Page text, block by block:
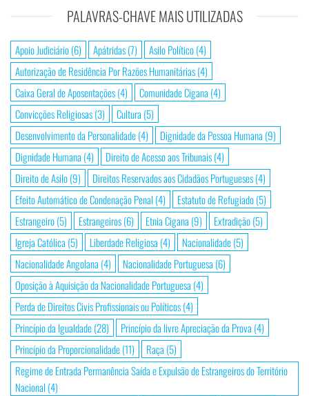
PALAVRAS-CHAVE MAIS UTILIZADAS
Apoio Judiciário(6) Apátridas(7) Asilo Político(4)
Autorização de Residência Por Razões Humanitárias(4)
Caixa Geral de Aposentações(4) Comunidade Cigana (4)
Convicções Religiosas(3) Cultura (5)
Desenvolvimento da Personalidade(4) Dignidade da Pessoa Humana (9)
Dignidade Humana (4) Direito de Acesso aos Tribunais(4)
Direito de Asilo(9) Direitos Reservados aos Cidadãos Portugueses(4)
Efeito Automático de Condenação Penal (4) Estatuto de Refugiado(5)
Estrangeiro(5) Estrangeiros(6) Etnia Cigana (9) Extradição(5)
Igreja Católica (5) Liberdade Religiosa (4) Nacionalidade(5)
Nacionalidade Angolana (4) Nacionalidade Portuguesa (6)
Oposição à Aquisição da Nacionalidade Portuguesa (4)
Perda de Direitos Civis Profissionais ou Políticos(4)
Princípio da Igualdade(28) Princípio da livre Apreciação da Prova (4)
Princípio da Proporcionalidade(11) Raça (5)
Regime de Entrada Permanência Saída e Expulsão de Estrangeiros do Território
Nacional (4)